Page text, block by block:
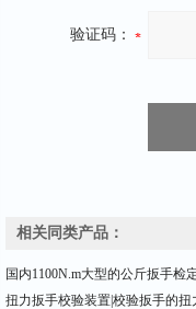
验证码：
相关同类产品：
国内1100N.m大型的公斤扳手检
扭力扳手校验装置|校验扳手的扭